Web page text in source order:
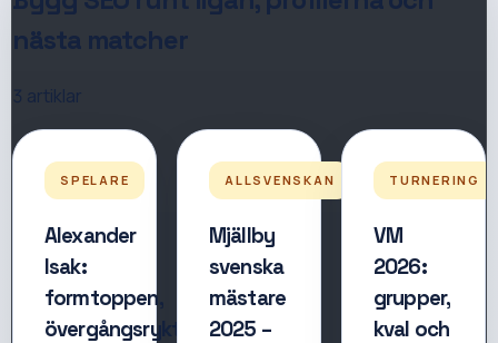
nästa matcher
3 artiklar
SPELARE
Alexander
Isak:
formtoppen,
övergångsrykten
ALLSVENSKAN
Mjällby
svenska
mästare
2025 –
TURNERING
VM
2026:
grupper,
kval och